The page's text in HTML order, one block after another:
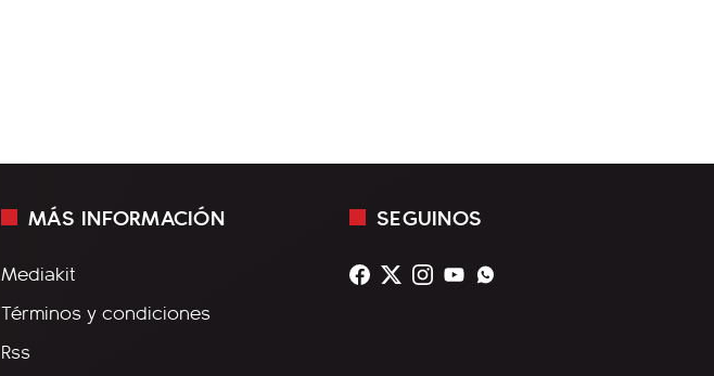
MÁS INFORMACIÓN
Mediakit
Términos y condiciones
Rss
SEGUINOS